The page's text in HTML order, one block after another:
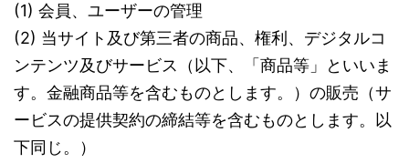
(1) 会員、ユーザーの管理
(2) 当サイト及び第三者の商品、権利、デジタルコ
ンテンツ及びサービス（以下、「商品等」といいま
す。金融商品等を含むものとします。）の販売（サ
ービスの提供契約の締結等を含むものとします。以
下同じ。）